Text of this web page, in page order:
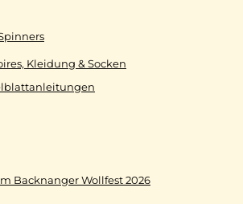
Kleidung & Socken
Backnanger Wollfest 2026